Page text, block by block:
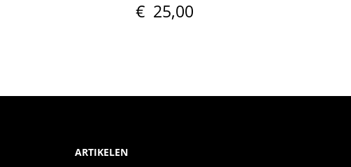
€ 25,00
ARTIKELEN